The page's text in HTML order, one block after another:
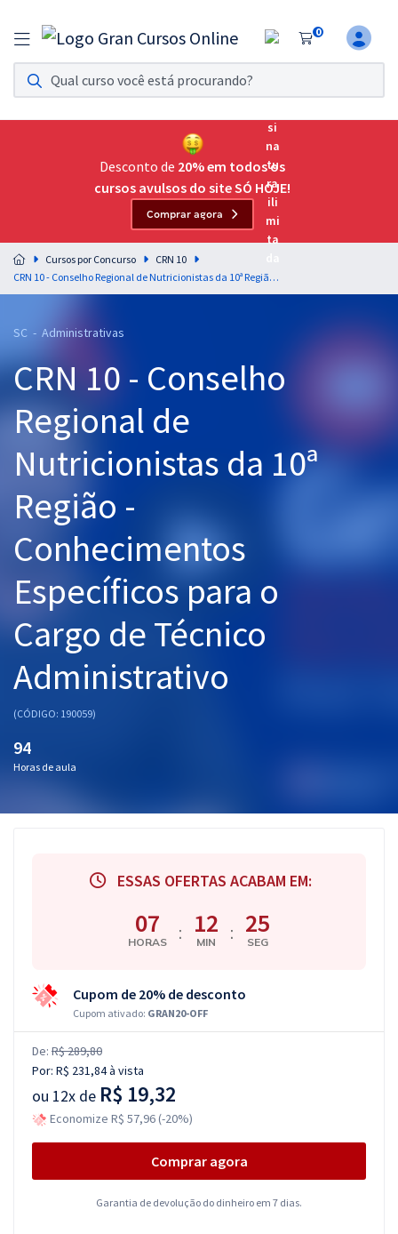
0
Assinatura Ilimitada 11
Acesso a todos os cursos. Teste grátis por 7 dias!
Assinatura OAB Até Passar
Acesso ilimitado a toda preparação para o Exame da
Residências Multiprofissionais
Preparação completa e intensiva para as principais
residências em saúde do Brasil
Cursos 20% OFF
Pós
Graduação
OAB
Mentorias
Questões grátis
Aprovados
Desconto de 20% em todos os
cursos avulsos do site SÓ HOJE!
Comprar agora
Cursos por Concurso
CRN 10
CRN 10 - Conselho Regional de Nutricionistas da 10ª Região - Conhecimentos Específicos para o Cargo de Técnico Administrativo
SC - Administrativas
CRN 10 - Conselho
Regional de
Nutricionistas da 10ª
Região -
Conhecimentos
Específicos para o
Cargo de Técnico
Administrativo
(CÓDIGO: 190059)
94
Horas de aula
ESSAS OFERTAS ACABAM EM:
07
HORAS : 12
MIN : 24
SEG
Cupom de 20% de desconto
Cupom ativado: GRAN20-OFF
De: R$ 289,80
Por: R$ 231,84à vista
ou 12x de R$ 19,32
Economize R$ 57,96 (-20%)
Comprar agora
Garantia de devolução do dinheiro em 7 dias.